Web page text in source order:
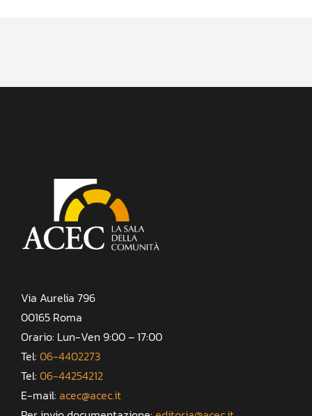
Via Aurelia 796
00165 Roma
Orario: Lun-Ven 9:00 – 17:00
Tel: 06-4402273
Tel: 06-44254212
E-mail: acec@acec.it